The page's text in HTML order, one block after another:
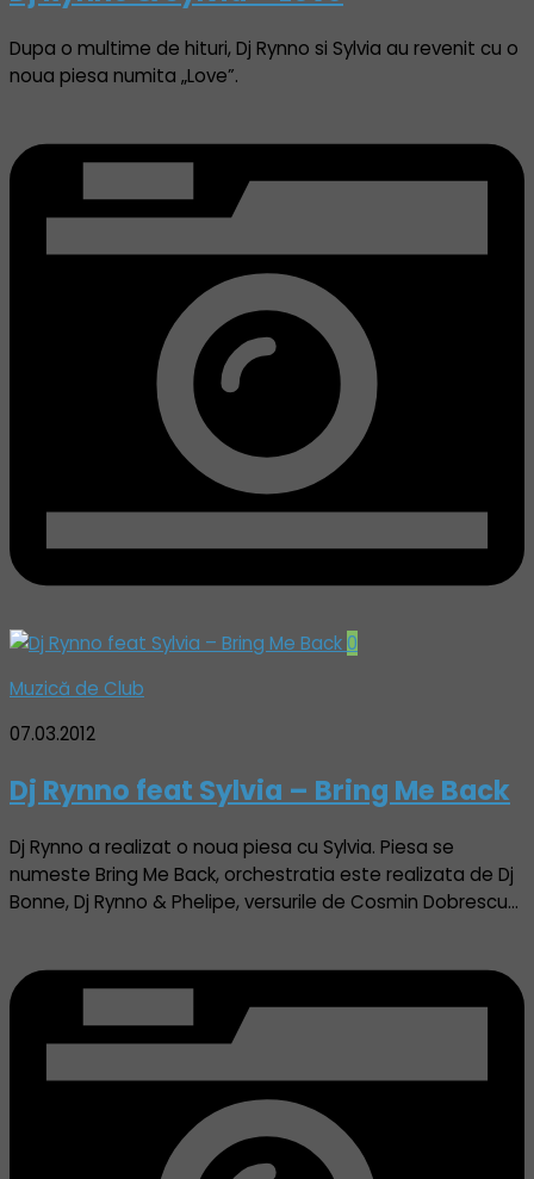
Dupa o multime de hituri, Dj Rynno si Sylvia au revenit cu o
noua piesa numita „Love”.
0
Muzică de Club
07.03.2012
Dj Rynno feat Sylvia – Bring Me Back
Dj Rynno a realizat o noua piesa cu Sylvia. Piesa se
numeste Bring Me Back, orchestratia este realizata de Dj
Bonne, Dj Rynno & Phelipe, versurile de Cosmin Dobrescu…